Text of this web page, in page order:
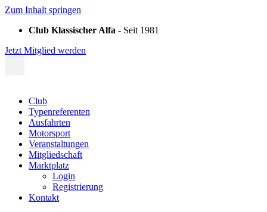
Zum Inhalt springen
Club Klassischer Alfa - Seit 1981
Jetzt Mitglied werden
Club
Typenreferenten
Ausfahrten
Motorsport
Veranstaltungen
Mitgliedschaft
Marktplatz
Login
Registrierung
Kontakt